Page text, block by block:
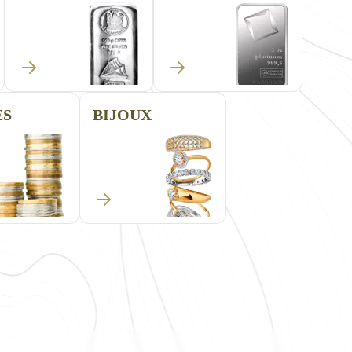
Si
et pas
pour
BIJOUX